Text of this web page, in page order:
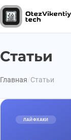
Статьи
Главная Статьи